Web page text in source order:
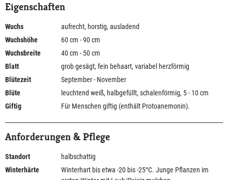
Eigenschaften
Wuchs
aufrecht, horstig, ausladend
Wuchshöhe
60 cm - 90 cm
Wuchsbreite
40 cm - 50 cm
Blatt
grob gesägt, fein behaart, variabel herzförmig
Blütezeit
September - November
Blüte
leuchtend weiß, halbgefüllt, schalenförmig, 5 - 10 cm
Giftig
Für Menschen giftig (enthält Protoanemonin).
Anforderungen & Pflege
Standort
halbschattig
Winterhärte
Winterhart bis etwa -20 bis -25°C. Junge Pflanzen im